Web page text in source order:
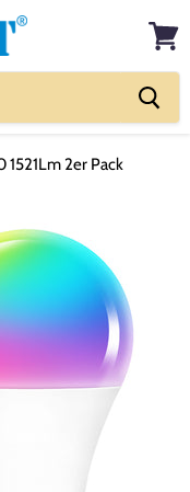
cart
1521Lm 2er Pack